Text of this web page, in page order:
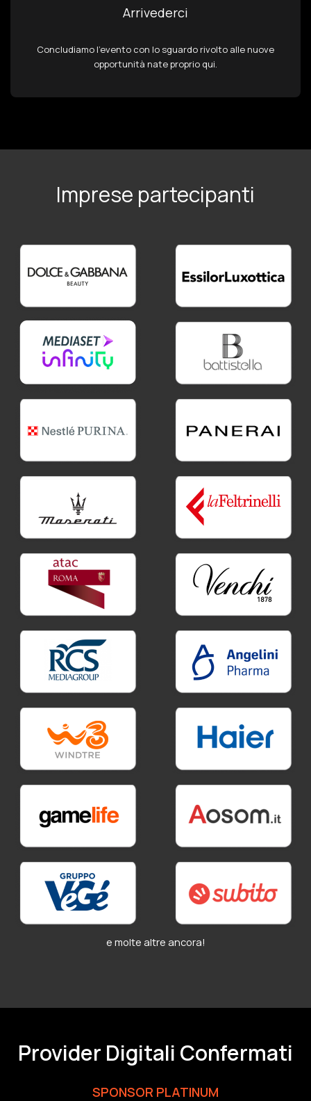
Arrivederci
Concludiamo l’evento con lo sguardo rivolto alle nuove
opportunità nate proprio qui.
Imprese partecipanti
e molte altre ancora!
Provider Digitali Confermati
SPONSOR PLATINUM